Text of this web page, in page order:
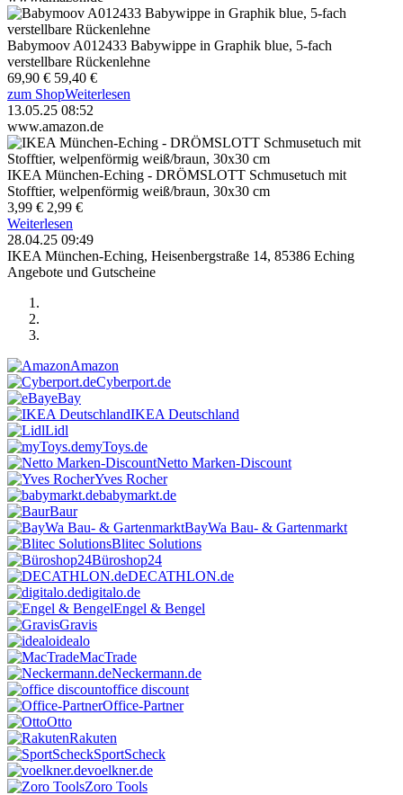
Babymoov A012433 Babywippe in Graphik blue, 5-fach
verstellbare Rückenlehne
69,90 € 59,40 €
zum ShopWeiterlesen
13.05.25 08:52
www.amazon.de
IKEA München-Eching - DRÖMSLOTT Schmusetuch mit
Stofftier, welpenförmig weiß/braun, 30x30 cm
3,99 € 2,99 €
Weiterlesen
28.04.25 09:49
IKEA München-Eching, Heisenbergstraße 14, 85386 Eching
Angebote und Gutscheine
Amazon
Cyberport.de
eBay
IKEA Deutschland
Lidl
myToys.de
Netto Marken-Discount
Yves Rocher
babymarkt.de
Baur
BayWa Bau- & Gartenmarkt
Blitec Solutions
Büroshop24
DECATHLON.de
digitalo.de
Engel & Bengel
Gravis
idealo
MacTrade
Neckermann.de
office discount
Office-Partner
Otto
Rakuten
SportScheck
voelkner.de
Zoro Tools